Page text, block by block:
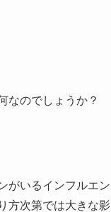
なのでしょうか？
がいるインフルエン
方次第では大きな影